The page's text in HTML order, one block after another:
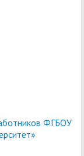
ФГБОУ